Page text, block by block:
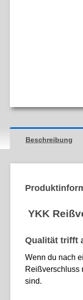
Beschreibung
YKK
Qualität trifft
Wenn du nach
Reißverschluss
sind.